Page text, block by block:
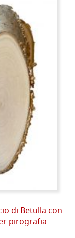
di Betulla con
pirografia